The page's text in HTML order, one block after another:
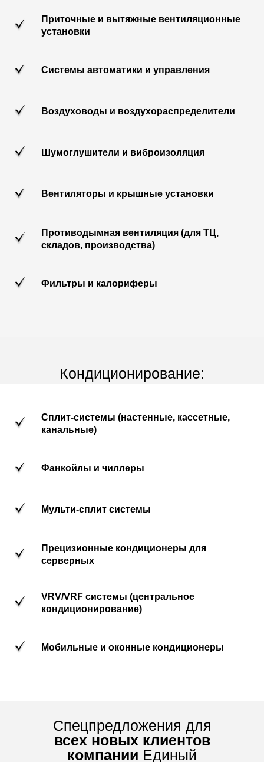
Приточные и вытяжные вентиляционные
установки
Системы автоматики и управления
Воздуховоды и воздухораспределители
Шумоглушители и виброизоляция
Вентиляторы и крышные установки
Противодымная вентиляция (для ТЦ,
складов, производства)
Фильтры и калориферы
Кондиционирование:
Сплит-системы (настенные, кассетные,
канальные)
Фанкойлы и чиллеры
Мульти-сплит системы
Прецизионные кондиционеры для
серверных
VRV/VRF системы (центральное
кондиционирование)
Мобильные и оконные кондиционеры
Спецпредложения для
всех новых клиентов
компании Единый